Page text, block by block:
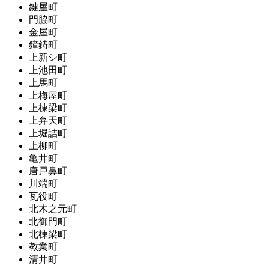
鍵屋町
門脇町
金屋町
鐘鋳町
上新シ町
上池田町
上馬町
上梅屋町
上棟梁町
上弁天町
上堀詰町
上柳町
亀井町
唐戸鼻町
川端町
瓦役町
北木之元町
北御門町
北棟梁町
教業町
清井町